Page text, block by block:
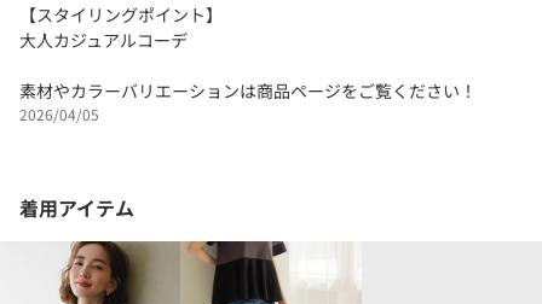
【スタイリングポイント】
大人カジュアルコーデ
素材やカラーバリエーションは商品ページをご覧ください！
2026/04/05
着用アイテム